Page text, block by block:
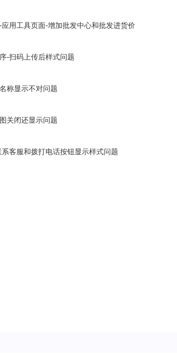
上大货批发场景，构建批发商体系
银台
用工具页面-增加批发中心和批发进货价
-扫码上传后样式问题
称显示不对问题
关闭还显示问题
客服和拨打电话按钮显示样式问题